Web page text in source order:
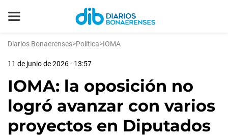
Diarios Bonaerenses>Política>IOMA
11 de junio de 2026 - 13:57
IOMA: la oposición no
logró avanzar con varios
proyectos en Diputados